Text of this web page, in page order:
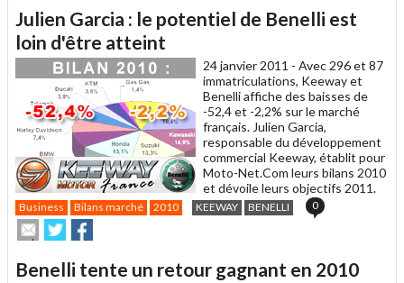
à
Julien Garcia : le potentiel de Benelli est
loin d'être atteint
24 janvier 2011 - Avec 296 et 87
immatriculations, Keeway et
Benelli affiche des baisses de
-52,4 et -2,2% sur le marché
français. Julien Garcia,
responsable du développement
commercial Keeway, établit pour
Moto-Net.Com leurs bilans 2010
et dévoile leurs objectifs 2011.
Business Bilans marché 2010 KEEWAY BENELLI 0
Envoyer
cet
à
Partager
sur
sur
Benelli tente un retour gagnant en 2010